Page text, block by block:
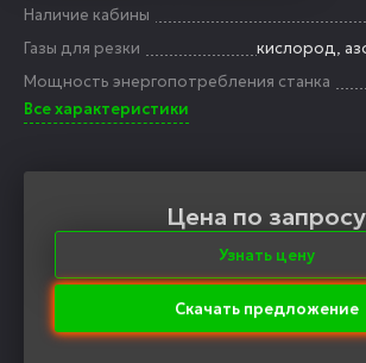
Наличие кабины
Газы для резки
кислород,
Мощность энергопотребления станка
Все характеристики
Цена по запросу
Узнать цену
Скачать предложение